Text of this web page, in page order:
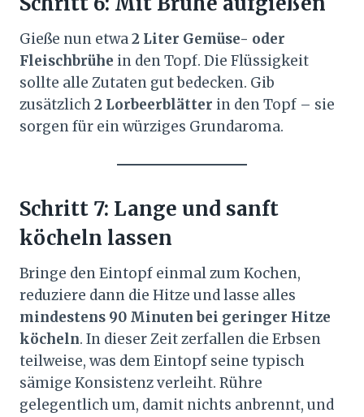
Gieße nun etwa2 Liter Gemüse- oder
Fleischbrühe in den Topf. Die Flüssigkeit
sollte alle Zutaten gut bedecken. Gib
zusätzlich2 Lorbeerblätter in den Topf – sie
sorgen für ein würziges Grundaroma.
Schritt 7: Lange und sanft
köcheln lassen
Bringe den Eintopf einmal zum Kochen,
reduziere dann die Hitze und lasse alles
mindestens 90 Minuten bei geringer Hitze
köcheln. In dieser Zeit zerfallen die Erbsen
teilweise, was dem Eintopf seine typisch
sämige Konsistenz verleiht. Rühre
gelegentlich um, damit nichts anbrennt, und